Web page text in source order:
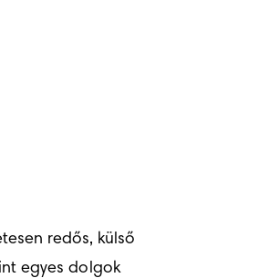
redős, külső
egyes dolgok